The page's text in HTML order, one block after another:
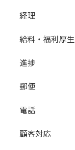
経理
給料・福利厚生
進捗
郵便
電話
顧客対応